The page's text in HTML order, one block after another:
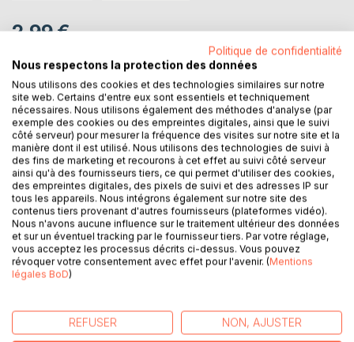
2,99 €
Téléchargement disponible dès maintenant
AJOUTER AU PANIER
Ajouter à ma liste d'envies
Laisser un avis
Politique de confidentialité
Nous respectons la protection des données
Nous utilisons des cookies et des technologies similaires sur notre
site web. Certains d'entre eux sont essentiels et techniquement
nécessaires. Nous utilisons également des méthodes d'analyse (par
exemple des cookies ou des empreintes digitales, ainsi que le suivi
côté serveur) pour mesurer la fréquence des visites sur notre site et la
manière dont il est utilisé. Nous utilisons des technologies de suivi à
des fins de marketing et recourons à cet effet au suivi côté serveur
ainsi qu'à des fournisseurs tiers, ce qui permet d'utiliser des cookies,
des empreintes digitales, des pixels de suivi et des adresses IP sur
tous les appareils. Nous intégrons également sur notre site des
contenus tiers provenant d'autres fournisseurs (plateformes vidéo).
Nous n'avons aucune influence sur le traitement ultérieur des données
et sur un éventuel tracking par le fournisseur tiers. Par votre réglage,
vous acceptez les processus décrits ci-dessus. Vous pouvez
révoquer votre consentement avec effet pour l'avenir. (Mentions
légales BoD)
REFUSER NON, AJUSTER